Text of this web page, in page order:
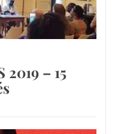
2019 – 15